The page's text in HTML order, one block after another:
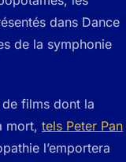
dans Dance
de la symphonie
films dont la
mort, tels Peter Pan
l’emportera